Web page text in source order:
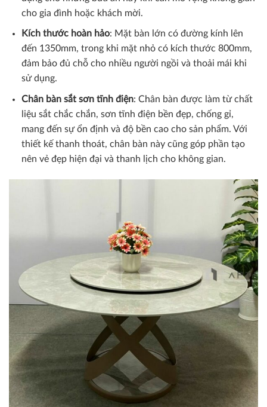
cho gia đình hoặc khách mời.
Kích thước hoàn hảo: Mặt bàn lớn có đường kính lên
đến 1350mm, trong khi mặt nhỏ có kích thước 800mm,
đảm bảo đủ chỗ cho nhiều người ngồi và thoải mái khi
sử dụng.
Chân bàn sắt sơn tĩnh điện: Chân bàn được làm từ chất
liệu sắt chắc chắn, sơn tĩnh điện bền đẹp, chống gỉ,
mang đến sự ổn định và độ bền cao cho sản phẩm. Với
thiết kế thanh thoát, chân bàn này cũng góp phần tạo
nên vẻ đẹp hiện đại và thanh lịch cho không gian.